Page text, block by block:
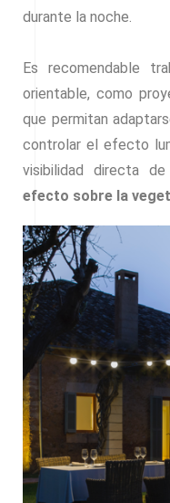
durante la noche.
Es recomendable
orientable, como
que permitan
controlar el efecto
visibilidad directa
efecto sobre la